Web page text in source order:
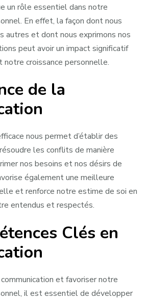
un rôle essentiel dans notre
En effet, la façon dont nous
autres et dont nous exprimons nos
peut avoir un impact significatif
croissance personnelle.
de la
nous permet d’établir des
les conflits de manière
nos besoins et nos désirs de
également une meilleure
et renforce notre estime de soi en
entendus et respectés.
Clés en
et favoriser notre
il est essentiel de développer